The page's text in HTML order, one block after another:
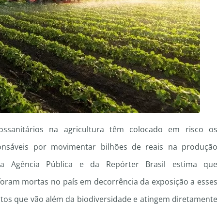
na agricultura têm colocado em risco os
por movimentar bilhões de reais na produção
Agência Pública e da Repórter Brasil estima que
mortas no país em decorrência da exposição a esses
que vão além da biodiversidade e atingem diretamente